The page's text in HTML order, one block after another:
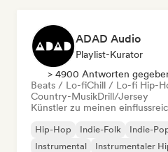
ADAD Audio
Playlist-Kurator
> 4900 Antworten
Beats / Lo-fiChill / Lo-fi Hip-
Country-MusikDrill/Jersey
Künstler zu meinen
Hip-Hop Indie-Folk Indie-
Instrumental
Instrumentaler